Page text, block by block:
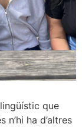
que
ha d’altres